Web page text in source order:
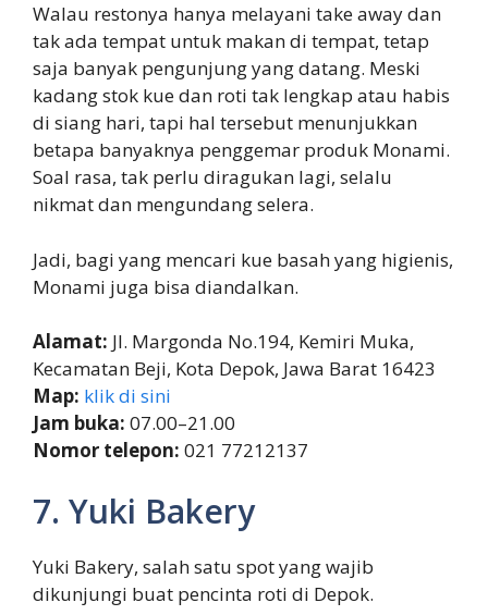
Walau restonya hanya melayani take away dan
tak ada tempat untuk makan di tempat, tetap
saja banyak pengunjung yang datang. Meski
kadang stok kue dan roti tak lengkap atau habis
di siang hari, tapi hal tersebut menunjukkan
betapa banyaknya penggemar produk Monami.
Soal rasa, tak perlu diragukan lagi, selalu
nikmat dan mengundang selera.
Jadi, bagi yang mencari kue basah yang higienis,
Monami juga bisa diandalkan.
Alamat: Jl. Margonda No.194, Kemiri Muka,
Kecamatan Beji, Kota Depok, Jawa Barat 16423
Map: klik di sini
Jam buka: 07.00–21.00
Nomor telepon: 021 77212137
7. Yuki Bakery
Yuki Bakery, salah satu spot yang wajib
dikunjungi buat pencinta roti di Depok.